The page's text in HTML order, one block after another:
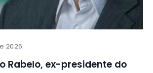
2026
Rabelo, ex-presidente do